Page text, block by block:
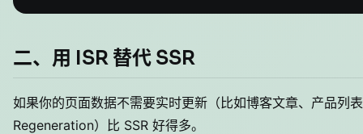
二、用 ISR 替代 SSR
如果你的页面数据不需要实时更新（比如博客文章、产品列
Regeneration）比 SSR 好得多。